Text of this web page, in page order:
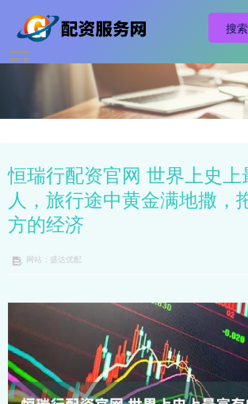
恒瑞行配资官网 世界上史上
人，旅行途中黄金满地撒，
方的经济
网站：盛达优配